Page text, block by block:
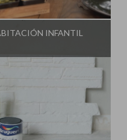
INFANTIL